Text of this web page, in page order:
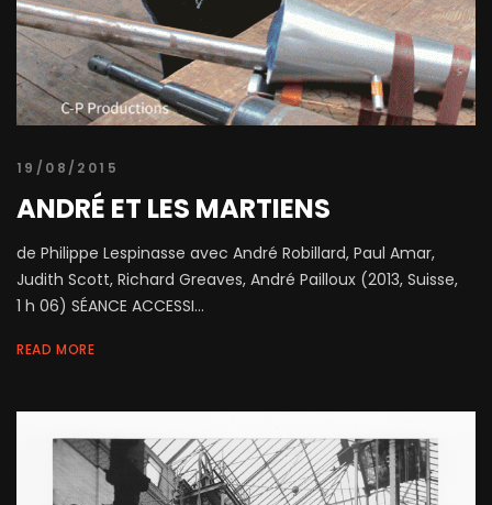
19/08/2015
ANDRÉ ET LES MARTIENS
de Philippe Lespinasse avec André Robillard, Paul Amar,
Judith Scott, Richard Greaves, André Pailloux (2013, Suisse,
1 h 06) SÉANCE ACCESSI...
READ MORE